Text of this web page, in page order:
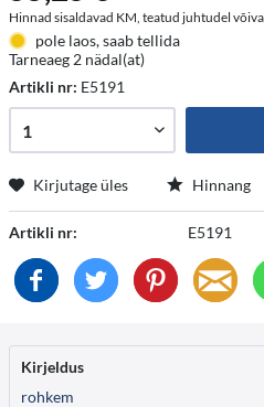
Hinnad sisaldavad KM, teatud juhtudel
pole laos, saab tellida
Tarneaeg 2 nädal(at)
Artikli nr: E5191
Kirjutage üles Hinnang
Artikli nr: E5191
Kirjeldus
rohkem